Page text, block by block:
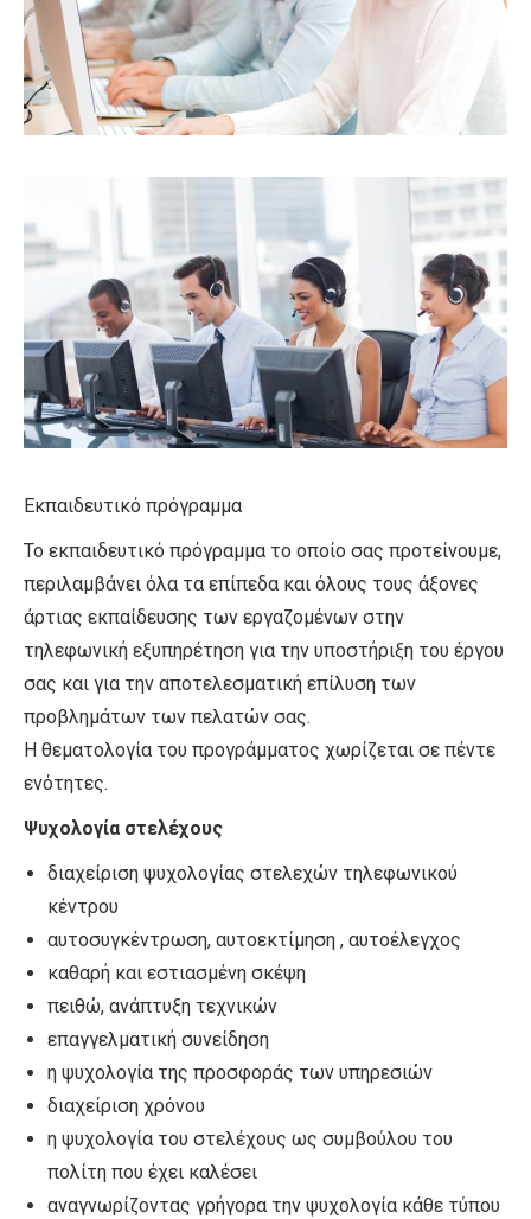
Εκπαιδευτικό πρόγραμμα
Το εκπαιδευτικό πρόγραμμα το οποίο σας προτείνουμε,
περιλαμβάνει όλα τα επίπεδα και όλους τους άξονες
άρτιας εκπαίδευσης των εργαζομένων στην
τηλεφωνική εξυπηρέτηση για την υποστήριξη του έργου
σας και για την αποτελεσματική επίλυση των
προβλημάτων των πελατών σας.
Η θεματολογία του προγράμματος χωρίζεται σε πέντε
ενότητες.
Ψυχολογία στελέχους
διαχείριση ψυχολογίας στελεχών τηλεφωνικού
κέντρου
αυτοσυγκέντρωση, αυτοεκτίμηση , αυτοέλεγχος
καθαρή και εστιασμένη σκέψη
πειθώ, ανάπτυξη τεχνικών
επαγγελματική συνείδηση
η ψυχολογία της προσφοράς των υπηρεσιών
διαχείριση χρόνου
η ψυχολογία του στελέχους ως συμβούλου του
πολίτη που έχει καλέσει
αναγνωρίζοντας γρήγορα την ψυχολογία κάθε τύπου